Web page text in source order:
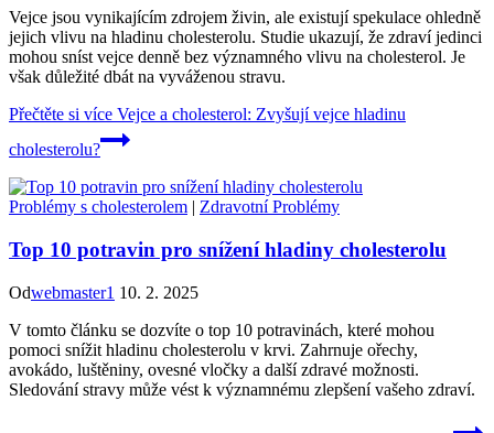
Vejce jsou vynikajícím zdrojem živin, ale existují spekulace ohledně
jejich vlivu na hladinu cholesterolu. Studie ukazují, že zdraví jedinci
mohou sníst vejce denně bez významného vlivu na cholesterol. Je
však důležité dbát na vyváženou stravu.
Přečtěte si více Vejce a cholesterol: Zvyšují vejce hladinu
cholesterolu?
Problémy s cholesterolem | Zdravotní Problémy
Top 10 potravin pro snížení hladiny cholesterolu
Odwebmaster1 10. 2. 2025
V tomto článku se dozvíte o top 10 potravinách, které mohou
pomoci snížit hladinu cholesterolu v krvi. Zahrnuje ořechy,
avokádo, luštěniny, ovesné vločky a další zdravé možnosti.
Sledování stravy může vést k významnému zlepšení vašeho zdraví.